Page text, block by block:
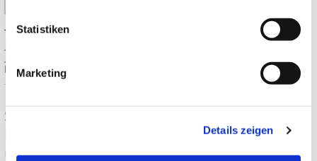
Statistiken
Marketing
Details zeigen
Tags: Japanisches Design
Futon
Japanischer Garten,
Japanische Gartenpflanzen,
Garten,Japanische
Sauna in Japan:
und Unterschiede